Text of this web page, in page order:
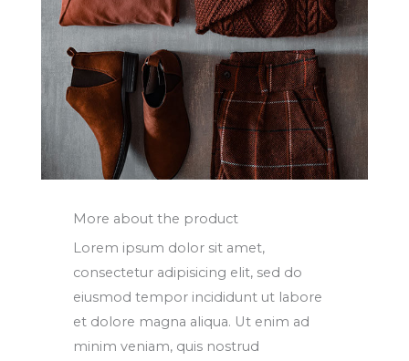
More about the product
Lorem ipsum dolor sit amet,
consectetur adipisicing elit, sed do
eiusmod tempor incididunt ut labore
et dolore magna aliqua. Ut enim ad
minim veniam, quis nostrud